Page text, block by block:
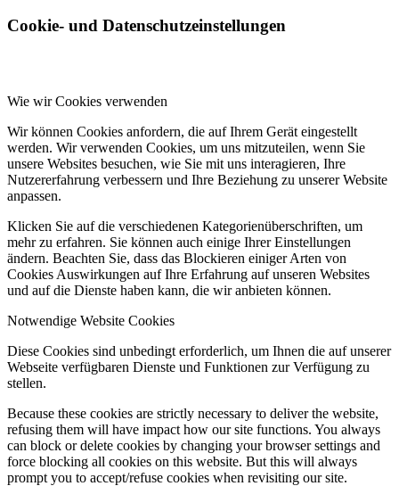
Cookie- und Datenschutzeinstellungen
Wie wir Cookies verwenden
Wir können Cookies anfordern, die auf Ihrem Gerät eingestellt
werden. Wir verwenden Cookies, um uns mitzuteilen, wenn Sie
unsere Websites besuchen, wie Sie mit uns interagieren, Ihre
Nutzererfahrung verbessern und Ihre Beziehung zu unserer Website
anpassen.
Klicken Sie auf die verschiedenen Kategorienüberschriften, um
mehr zu erfahren. Sie können auch einige Ihrer Einstellungen
ändern. Beachten Sie, dass das Blockieren einiger Arten von
Cookies Auswirkungen auf Ihre Erfahrung auf unseren Websites
und auf die Dienste haben kann, die wir anbieten können.
Notwendige Website Cookies
Diese Cookies sind unbedingt erforderlich, um Ihnen die auf unserer
Webseite verfügbaren Dienste und Funktionen zur Verfügung zu
stellen.
Because these cookies are strictly necessary to deliver the website,
refusing them will have impact how our site functions. You always
can block or delete cookies by changing your browser settings and
force blocking all cookies on this website. But this will always
prompt you to accept/refuse cookies when revisiting our site.